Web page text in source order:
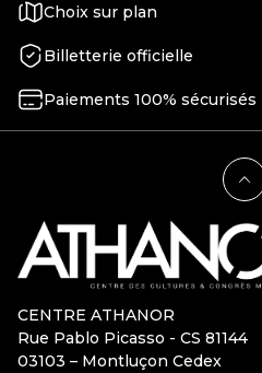
Choix sur plan
Billetterie officielle
Paiements 100% sécurisés
CENTRE ATHANOR
Rue Pablo Picasso - CS 81144
03103 – Montluçon Cedex